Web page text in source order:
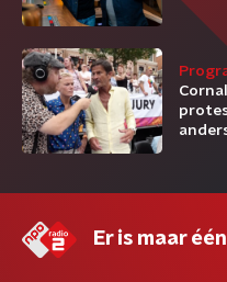
Er is maar